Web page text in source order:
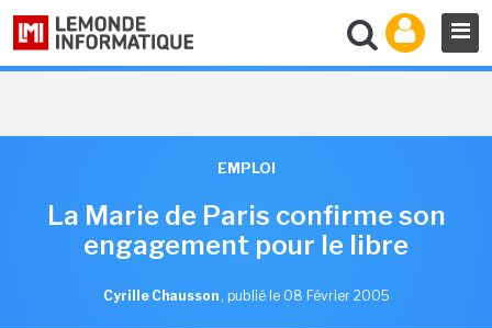
EMPLOI
La Marie de Paris confirme son
engagement pour le libre
Cyrille Chausson , publié le 08 Février 2005